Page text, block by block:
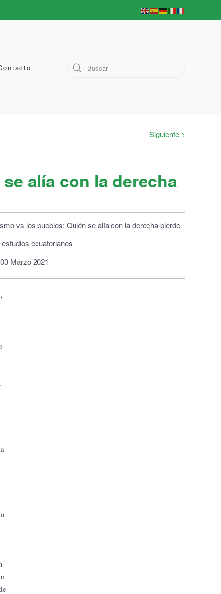
Siguiente >
alía con la derecha
ecuatorianos
Marzo 2021